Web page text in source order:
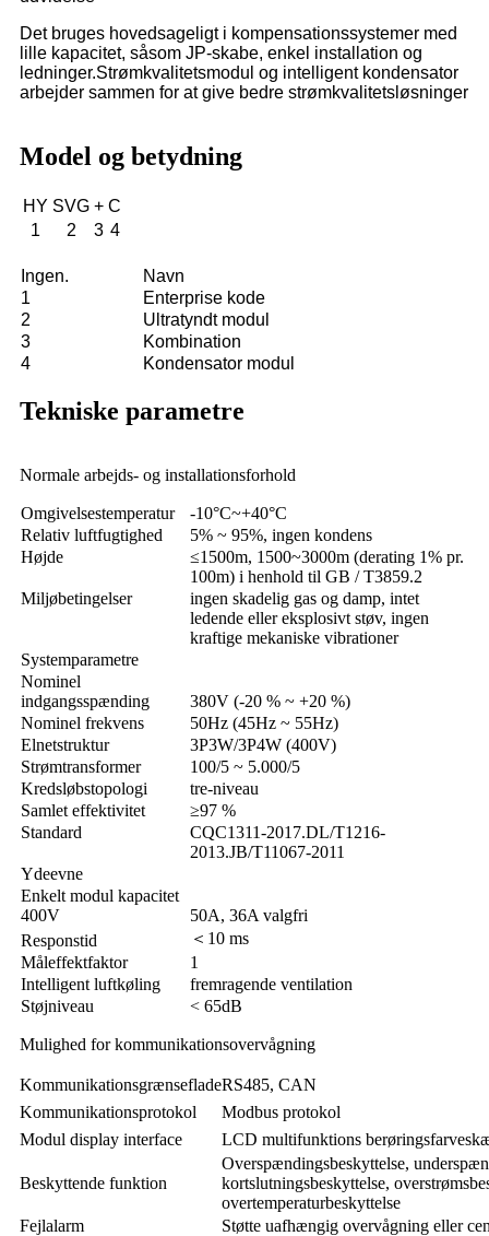
Det bruges hovedsageligt i kompensationssystemer med
lille kapacitet, såsom JP-skabe, enkel installation og
ledninger.Strømkvalitetsmodul og intelligent kondensator
arbejder sammen for at give bedre strømkvalitetsløsninger
Model og betydning
HY SVG + C
1
2 3 4
Ingen.
Navn
1
Enterprise kode
2
Ultratyndt modul
3
Kombination
4
Kondensator modul
Tekniske parametre
Normale arbejds- og installationsforhold
Omgivelsestemperatur
-10°C~+40°C
Relativ luftfugtighed
5% ~ 95%, ingen kondens
Højde
≤1500m, 1500~3000m (derating 1% pr.
100m) i henhold til GB / T3859.2
Miljøbetingelser
ingen skadelig gas og damp, intet
ledende eller eksplosivt støv, ingen
kraftige mekaniske vibrationer
Systemparametre
Nominel
indgangsspænding
380V (-20 % ~ +20 %)
Nominel frekvens
50Hz (45Hz ~ 55Hz)
Elnetstruktur
3P3W/3P4W (400V)
Strømtransformer
100/5 ~ 5.000/5
Kredsløbstopologi
tre-niveau
Samlet effektivitet
≥97 %
Standard
CQC1311-2017.DL/T1216-
2013.JB/T11067-2011
Ydeevne
Enkelt modul kapacitet
400V
50A, 36A valgfri
Responstid
＜10 ms
Måleffektfaktor
1
Intelligent luftkøling
fremragende ventilation
Støjniveau
< 65dB
Mulighed for kommunikationsovervågning
KommunikationsgrænsefladeRS485, CAN
Kommunikationsprotokol
Modbus protokol
Modul display interface
LCD multifunktions
Beskyttende funktion
Overspændingsbeskyttelse,
kortslutningsbeskyttelse,
overtemperaturbeskyttelse
Fejlalarm
Støtte uafhængig overvågning eller